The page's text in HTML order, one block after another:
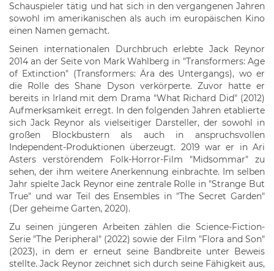
Schauspieler tätig und hat sich in den vergangenen Jahren
sowohl im amerikanischen als auch im europäischen Kino
einen Namen gemacht.
Seinen internationalen Durchbruch erlebte Jack Reynor
2014 an der Seite von Mark Wahlberg in "Transformers: Age
of Extinction" (Transformers: Ära des Untergangs), wo er
die Rolle des Shane Dyson verkörperte. Zuvor hatte er
bereits in Irland mit dem Drama "What Richard Did" (2012)
Aufmerksamkeit erregt. In den folgenden Jahren etablierte
sich Jack Reynor als vielseitiger Darsteller, der sowohl in
großen Blockbustern als auch in anspruchsvollen
Independent-Produktionen überzeugt. 2019 war er in Ari
Asters verstörendem Folk-Horror-Film "Midsommar" zu
sehen, der ihm weitere Anerkennung einbrachte. Im selben
Jahr spielte Jack Reynor eine zentrale Rolle in "Strange But
True" und war Teil des Ensembles in "The Secret Garden"
(Der geheime Garten, 2020).
Zu seinen jüngeren Arbeiten zählen die Science-Fiction-
Serie "The Peripheral" (2022) sowie der Film "Flora and Son"
(2023), in dem er erneut seine Bandbreite unter Beweis
stellte. Jack Reynor zeichnet sich durch seine Fähigkeit aus,